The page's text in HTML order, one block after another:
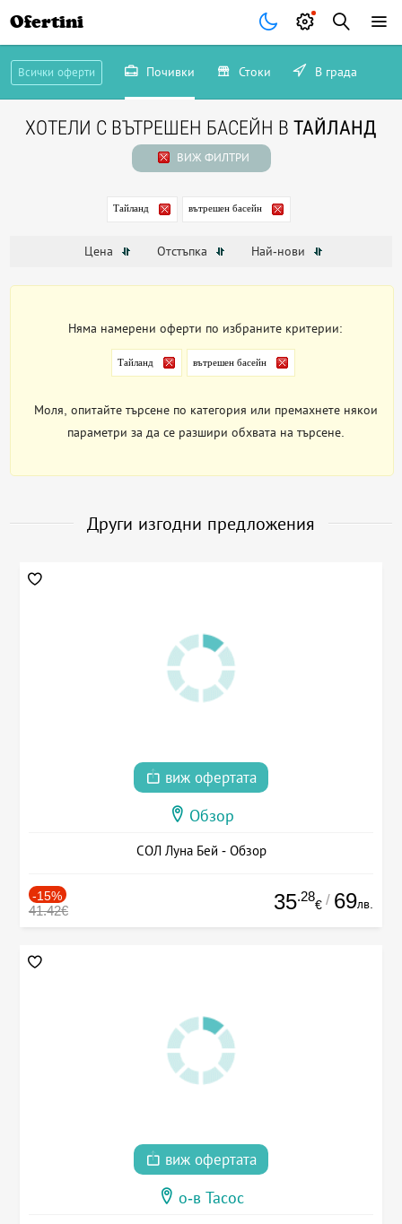
Ofertini
Всички оферти Почивки Стоки В града
ХОТЕЛИ С ВЪТРЕШЕН БАСЕЙН В ТАЙЛАНД
ВИЖ ФИЛТРИ
Тайланд вътрешен басейн
Цена Отстъпка Най-нови
Няма намерени оферти по избраните критерии:
Тайланд вътрешен басейн
Моля, опитайте търсене по категория или премахнете някои
параметри за да се разшири обхвата на търсене.
Други изгодни предложения
виж офертата
Обзор
СОЛ Луна Бей - Обзор
-15%
41.42€ 35.28
€ / 69лв.
виж офертата
о-в Тасос